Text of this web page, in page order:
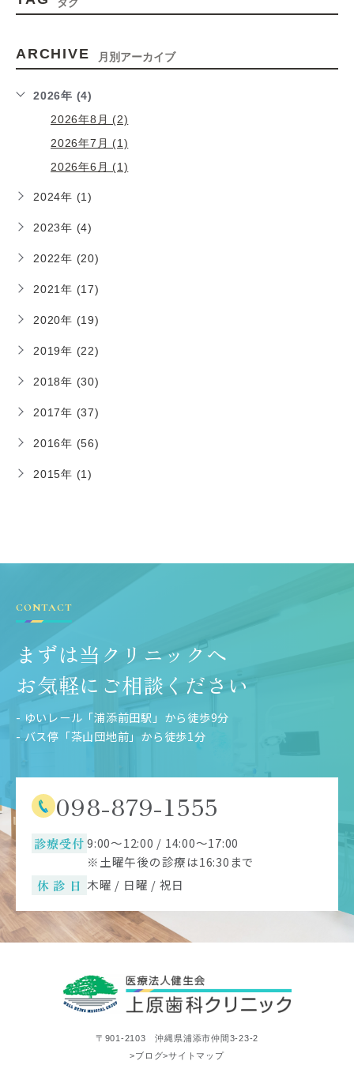
ARCHIVE 月別アーカイブ
2026年 (4)
2026年8月 (2)
2026年7月 (1)
2026年6月 (1)
2024年 (1)
2023年 (4)
2022年 (20)
2021年 (17)
2020年 (19)
2019年 (22)
2018年 (30)
2017年 (37)
2016年 (56)
2015年 (1)
CONTACT
まずは当クリニックへ
お気軽にご相談ください
- ゆいレール「浦添前田駅」から徒歩9分
- バス停「茶山団地前」から徒歩1分
098-879-1555
診療受付9:00～12:00 / 14:00～17:00
※土曜午後の診療は16:30まで
休 診 日 木曜 / 日曜 / 祝日
〒901-2103 沖縄県浦添市仲間3-23-2
>ブログ>サイトマップ